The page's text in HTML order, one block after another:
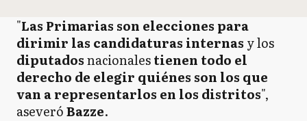
"Las Primarias son elecciones para
dirimir las candidaturas internas y los
diputadosnacionalestienen todo el
derecho de elegir quiénes son los que
van a representarlos en los distritos",
aseveróBazze.